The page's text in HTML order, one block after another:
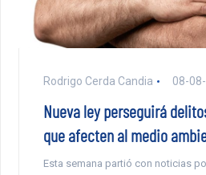
Rodrigo Cerda Candia 08-
Nueva ley perseguirá
que afecten al medio
Esta semana partió con noticias